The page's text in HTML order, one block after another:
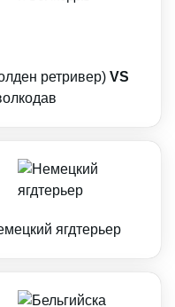
ретривер) VS
ягдтерьер